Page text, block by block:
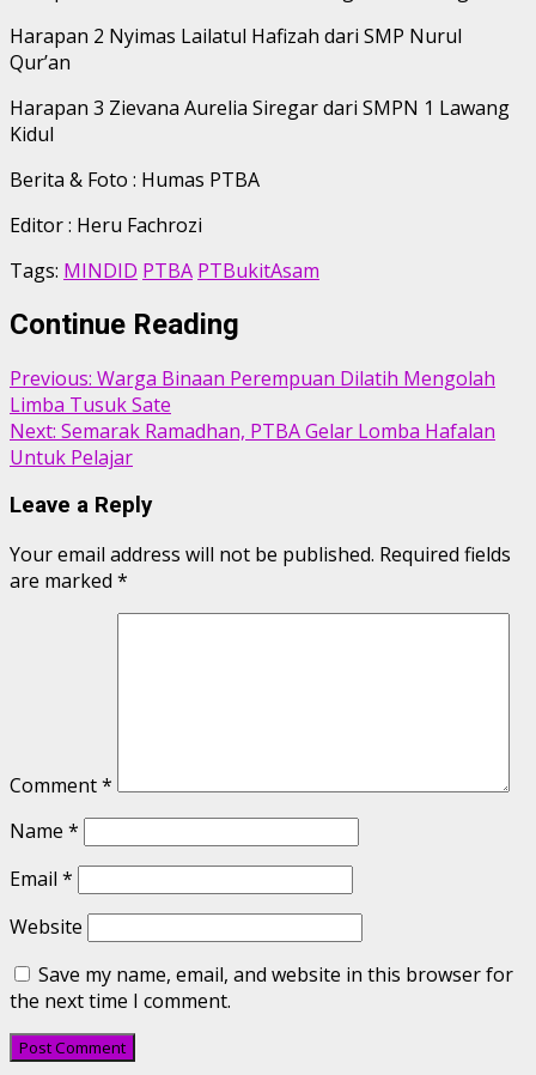
Harapan 2 Nyimas Lailatul Hafizah dari SMP Nurul
Qur’an
Harapan 3 Zievana Aurelia Siregar dari SMPN 1 Lawang
Kidul
Berita & Foto : Humas PTBA
Editor : Heru Fachrozi
Tags: MINDID PTBA PTBukitAsam
Continue Reading
Previous: Warga Binaan Perempuan Dilatih Mengolah
Limba Tusuk Sate
Next: Semarak Ramadhan, PTBA Gelar Lomba Hafalan
Untuk Pelajar
Leave a Reply
Your email address will not be published. Required fields
are marked *
Comment*
Name *
Email *
Website
Save my name, email, and website in this browser for
the next time I comment.